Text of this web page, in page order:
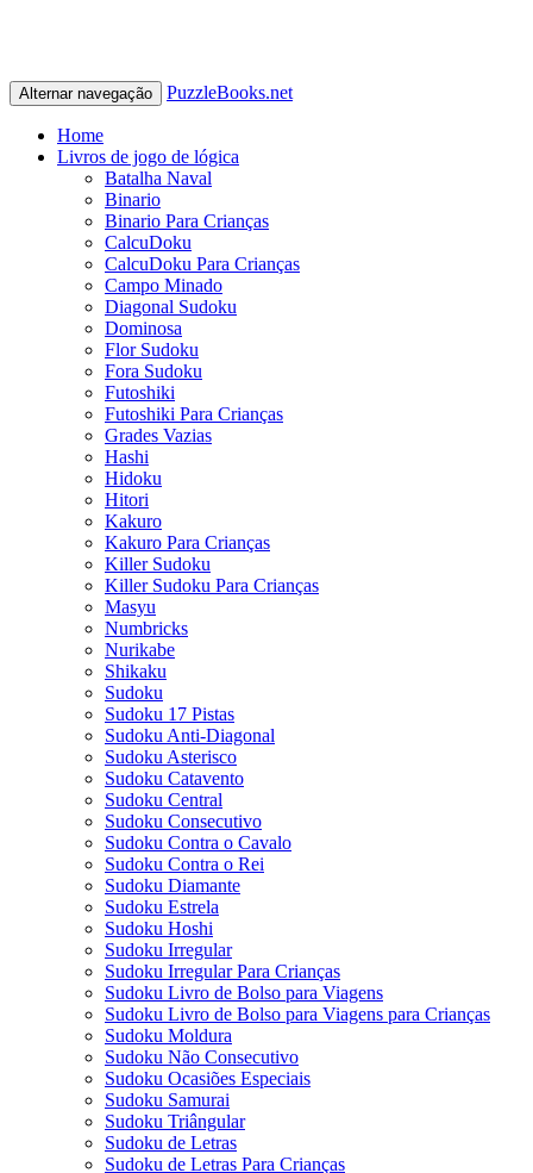
Alternar navegação PuzzleBooks.net
Home
Livros de jogo de lógica
Batalha Naval
Binario
Binario Para Crianças
CalcuDoku
CalcuDoku Para Crianças
Campo Minado
Diagonal Sudoku
Dominosa
Flor Sudoku
Fora Sudoku
Futoshiki
Futoshiki Para Crianças
Grades Vazias
Hashi
Hidoku
Hitori
Kakuro
Kakuro Para Crianças
Killer Sudoku
Killer Sudoku Para Crianças
Masyu
Numbricks
Nurikabe
Shikaku
Sudoku
Sudoku 17 Pistas
Sudoku Anti-Diagonal
Sudoku Asterisco
Sudoku Catavento
Sudoku Central
Sudoku Consecutivo
Sudoku Contra o Cavalo
Sudoku Contra o Rei
Sudoku Diamante
Sudoku Estrela
Sudoku Hoshi
Sudoku Irregular
Sudoku Irregular Para Crianças
Sudoku Livro de Bolso para Viagens
Sudoku Livro de Bolso para Viagens para Crianças
Sudoku Moldura
Sudoku Não Consecutivo
Sudoku Ocasiões Especiais
Sudoku Samurai
Sudoku Triângular
Sudoku de Letras
Sudoku de Letras Para Crianças